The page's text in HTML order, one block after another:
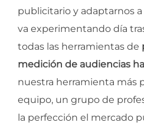
publicitario y adaptarnos
va experimentando día
todas las herramientas de
medición de audiencias
nuestra herramienta más
equipo, un grupo de
la perfección el mercado